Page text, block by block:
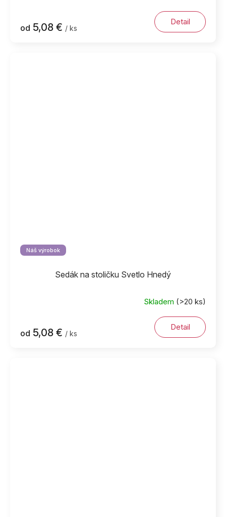
od 5,08 € / ks
Detail
Náš výrobok
Sedák na stoličku Svetlo Hnedý
Skladem (>20 ks)
od 5,08 € / ks
Detail